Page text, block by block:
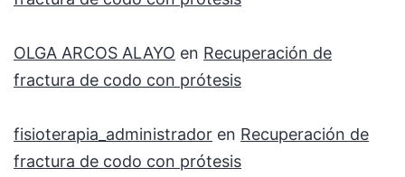
OLGA ARCOS ALAYO en Recuperación de
fractura de codo con prótesis
fisioterapia_administrador en Recuperación de
fractura de codo con prótesis